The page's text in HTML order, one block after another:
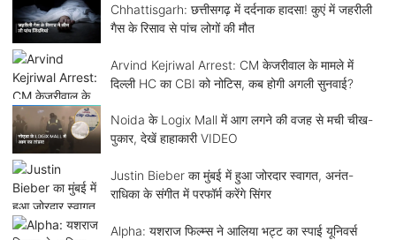
Chhattisgarh: छत्तीसगढ़ में दर्दनाक हादसा! कुएं में जहरीली
गैस के रिसाव से पांच लोगों की मौत
Arvind Kejriwal Arrest: CM केजरीवाल के मामले में
दिल्ली HC का CBI को नोटिस, कब होगी अगली सुनवाई?
Noida के Logix Mall में आग लगने की वजह से मची चीख-
पुकार, देखें हाहाकारी VIDEO
Justin Bieber का मुंबई में हुआ जोरदार स्वागत, अनंत-
राधिका के संगीत में परफॉर्म करेंगे सिंगर
Alpha: यशराज फिल्म्स ने आलिया भट्ट का स्पाई यूनिवर्स